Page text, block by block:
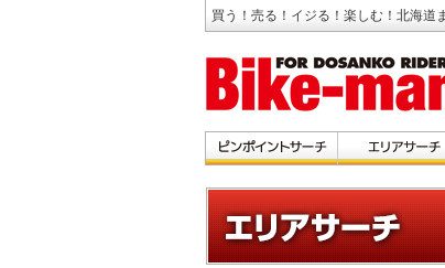
買う！売る！イジる！楽しむ！北海道